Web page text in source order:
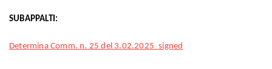
SUBAPPALTI:
Determina Comm. n. 25 del 3.02.2025_signed